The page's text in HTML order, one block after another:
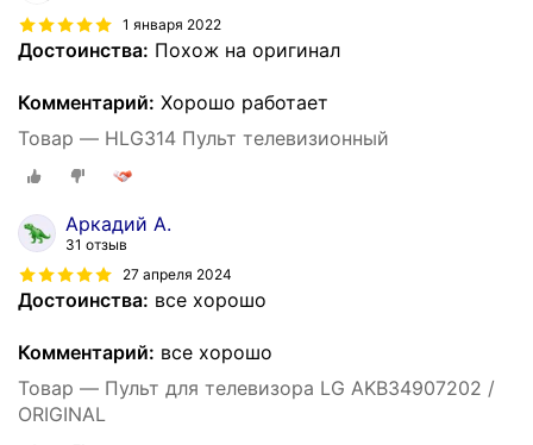
1 января 2022
Достоинства: Похож на оригинал
Комментарий: Хорошо работает
Товар — HLG314 Пульт телевизионный
Аркадий А.
31 отзыв
27 апреля 2024
Достоинства: все хорошо
Комментарий: все хорошо
Товар — Пульт для телевизора LG AKB34907202 /
ORIGINAL